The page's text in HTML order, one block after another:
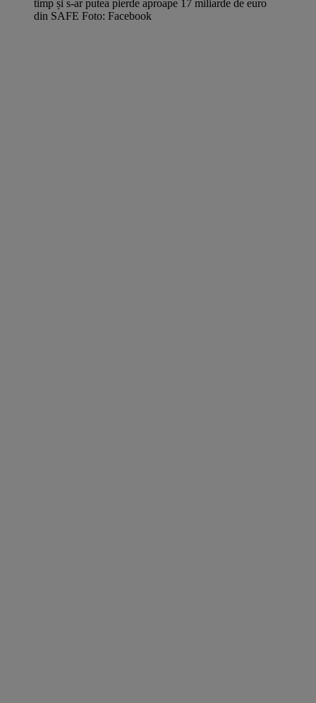
timp și s-ar putea pierde aproape 17 miliarde de euro
din SAFE Foto: Facebook